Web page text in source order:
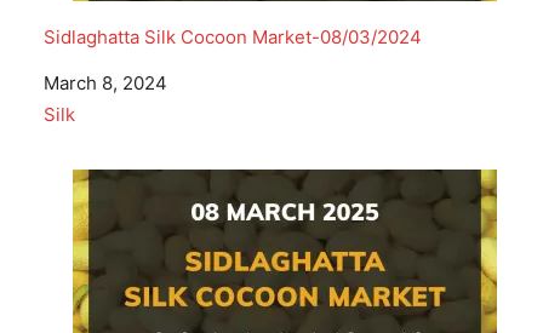
Sidlaghatta Silk Cocoon Market-08/03/2024
Date
March 8, 2024
In relation to
Silk